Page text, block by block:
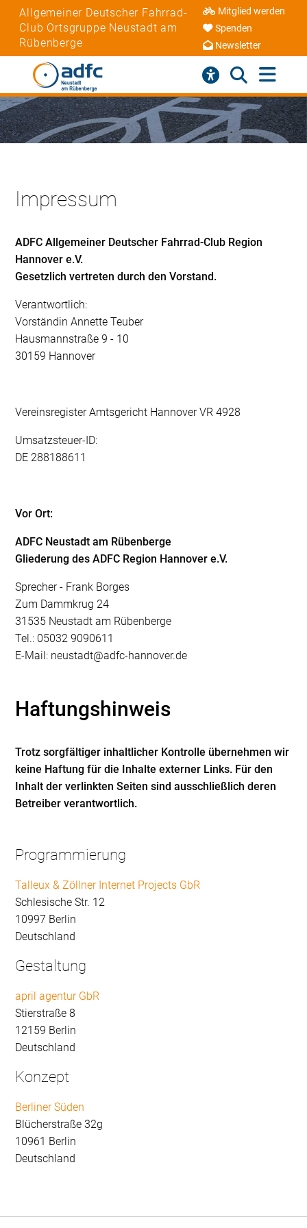
Allgemeiner Deutscher Fahrrad-
Club Ortsgruppe Neustadt am
Rübenberge
Mitglied werden
Spenden
Newsletter
Impressum
ADFC Allgemeiner Deutscher Fahrrad-Club Region
Hannover e.V.
Gesetzlich vertreten durch den Vorstand.
Verantwortlich:
Vorständin Annette Teuber
Hausmannstraße 9 - 10
30159 Hannover
Vereinsregister Amtsgericht Hannover VR 4928
Umsatzsteuer-ID:
DE 288188611
Vor Ort:
ADFC Neustadt am Rübenberge
Gliederung des ADFC Region Hannover e.V.
Sprecher - Frank Borges
Zum Dammkrug 24
31535 Neustadt am Rübenberge
Tel.: 05032 9090611
E-Mail: neustadt@adfc-hannover.de
Haftungshinweis
Trotz sorgfältiger inhaltlicher Kontrolle übernehmen wir
keine Haftung für die Inhalte externer Links. Für den
Inhalt der verlinkten Seiten sind ausschließlich deren
Betreiber verantwortlich.
Programmierung
Talleux & Zöllner Internet Projects GbR
Schlesische Str. 12
10997 Berlin
Deutschland
Gestaltung
april agentur GbR
Stierstraße 8
12159 Berlin
Deutschland
Konzept
Berliner Süden
Blücherstraße 32g
10961 Berlin
Deutschland